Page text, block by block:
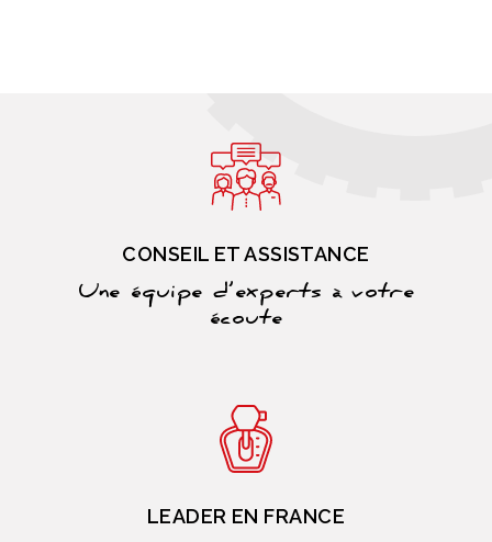
CONSEIL ET ASSISTANCE
Une équipe d’experts à votre
écoute
LEADER EN FRANCE